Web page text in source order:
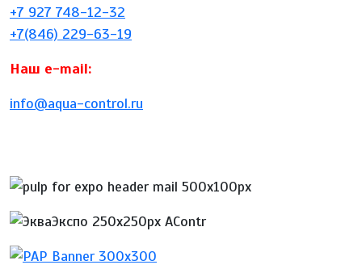
+7 927 748-12-32
+7(846) 229-63-19
Наш e-mail:
info@aqua-control.ru